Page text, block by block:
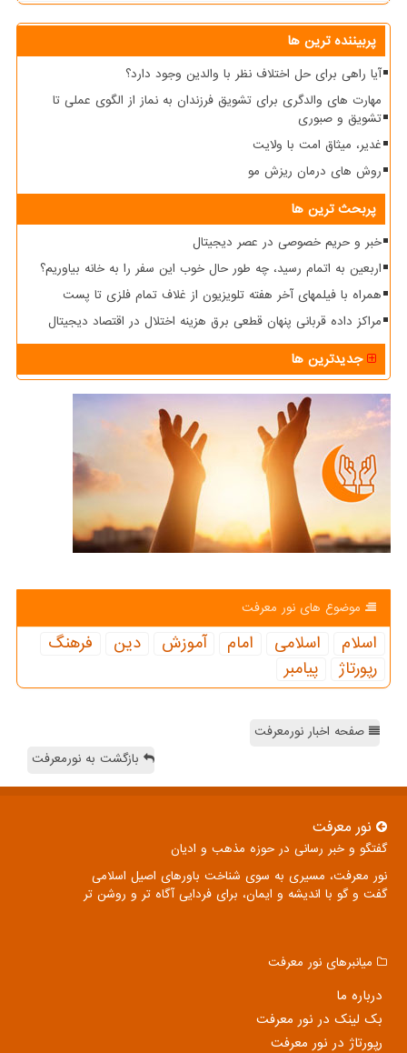
پربیننده ترین ها
آیا راهی برای حل اختلاف نظر با والدین وجود دارد؟
مهارت های والدگری برای تشویق فرزندان به نماز از الگوی عملی تا
تشویق و صبوری
غدیر، میثاق امت با ولایت
روش های درمان ریزش مو
پربحث ترین ها
خبر و حریم خصوصی در عصر دیجیتال
اربعین به اتمام رسید، چه طور حال خوب این سفر را به خانه بیاوریم؟
همراه با فیلمهای آخر هفته تلویزیون از غلاف تمام فلزی تا پست
مراکز داده قربانی پنهان قطعی برق هزینه اختلال در اقتصاد دیجیتال
جدیدترین ها
موضوع های نور معرفت
اسلام اسلامی امام آموزش دین
فرهنگ
رپورتاژ
پیامبر
صفحه اخبار نورمعرفت
بازگشت به نورمعرفت
نور معرفت
گفتگو و خبر رسانی در حوزه مذهب و ادیان
نور معرفت، مسیری به سوی شناخت باورهای اصیل اسلامی
گفت و گو با اندیشه و ایمان، برای فردایی آگاه تر و روشن تر
میانبرهای نور معرفت
درباره ما
بک لینک در نور معرفت
رپورتاژ در نور معرفت